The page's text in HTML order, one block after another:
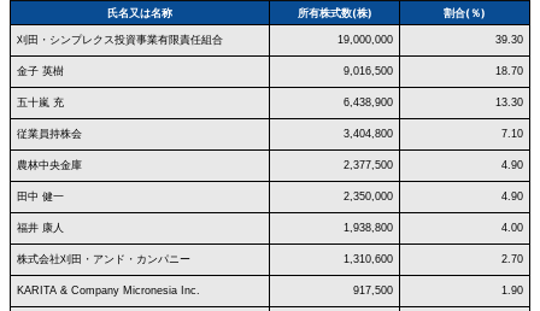
氏名又は名称 所有株式数(株) 割合(％)
刈田・シンプレクス投資事業有限責任組合 19,000,000 39.30
金子 英樹 9,016,500 18.70
五十嵐 充 6,438,900 13.30
従業員持株会 3,404,800 7.10
農林中央金庫 2,377,500 4.90
田中 健一 2,350,000 4.90
福井 康人 1,938,800 4.00
株式会社刈田・アンド・カンパニー 1,310,600 2.70
KARITA & Company Micronesia Inc. 917,500 1.90